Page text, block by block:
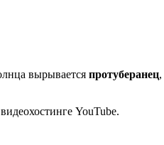
вырывается протуберанец
YouTube.